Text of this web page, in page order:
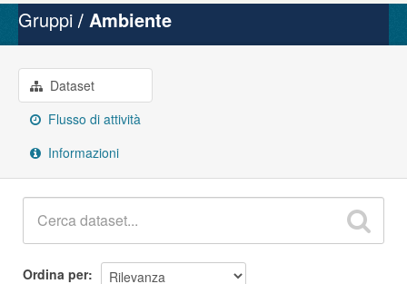
Organizzazioni
Gruppi
Informazioni
Gruppi Ambiente
Dataset
Flusso di attività
Informazioni
Ordina per